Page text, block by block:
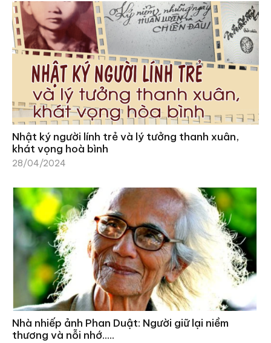
Nhật ký người lính trẻ và lý tưởng thanh xuân,
khát vọng hoà bình
28/04/2024
Nhà nhiếp ảnh Phan Duật: Người giữ lại niềm
thương và nỗi nhớ…..